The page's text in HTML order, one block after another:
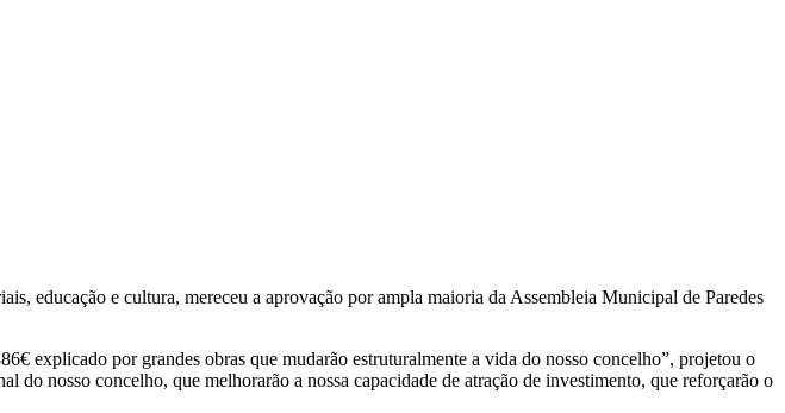
educação e cultura, mereceu a aprovação por ampla maioria da Assembleia Municipal de Paredes
explicado por grandes obras que mudarão estruturalmente a vida do nosso concelho”, projetou o
do nosso concelho, que melhorarão a nossa capacidade de atração de investimento, que reforçarão o